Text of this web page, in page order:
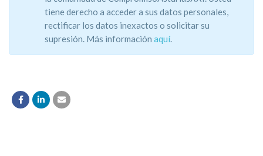
tiene derecho a acceder a sus datos personales,
rectificar los datos inexactos o solicitar su
supresión. Más información aquí.